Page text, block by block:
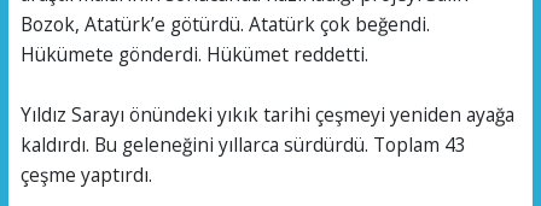
Bozok, Atatürk’e götürdü. Atatürk çok beğendi.
Hükümete gönderdi. Hükümet reddetti.
Yıldız Sarayı önündeki yıkık tarihi çeşmeyi yeniden ayağa
kaldırdı. Bu geleneğini yıllarca sürdürdü. Toplam 43
çeşme yaptırdı.